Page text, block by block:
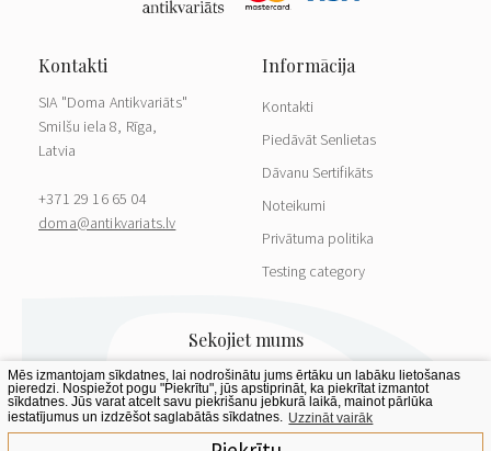
SIA "Doma Antikvariāts"
Smilšu iela 8, Rīga,
Latvia
+371 29 16 65 04
doma@antikvariats.lv
Kontakti
Piedāvāt Senlietas
Dāvanu Sertifikāts
Noteikumi
Privātuma politika
Testing category
Mēs izmantojam sīkdatnes, lai nodrošinātu jums ērtāku un labāku lietošanas
pieredzi. Nospiežot pogu "Piekrītu", jūs apstiprināt, ka piekrītat izmantot
sīkdatnes. Jūs varat atcelt savu piekrišanu jebkurā laikā, mainot pārlūka
iestatījumus un izdzēšot saglabātās sīkdatnes. Uzzināt vairāk